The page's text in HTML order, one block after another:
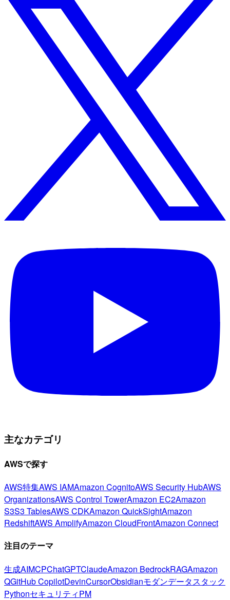
主なカテゴリ
AWSで探す
AWS特集AWS IAMAmazon CognitoAWS Security HubAWS
OrganizationsAWS Control TowerAmazon EC2Amazon
S3S3 TablesAWS CDKAmazon QuickSightAmazon
RedshiftAWS AmplifyAmazon CloudFrontAmazon Connect
注目のテーマ
生成AIMCPChatGPTClaudeAmazon BedrockRAGAmazon
QGitHub CopilotDevinCursorObsidianモダンデータスタック
PythonセキュリティPM